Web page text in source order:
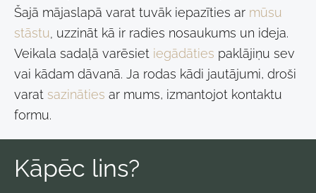
Šajā mājaslapā varat tuvāk iepazīties ar mūsu
stāstu, uzzināt kā ir radies nosaukums un ideja.
Veikala sadaļā varēsiet iegādāties paklājiņu sev
vai kādam dāvanā. Ja rodas kādi jautājumi, droši
varat sazināties ar mums, izmantojot kontaktu
formu.
Kāpēc lins?